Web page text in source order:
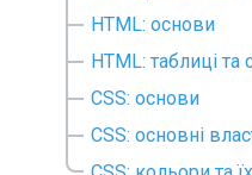
HTML: основи
HTML: таблиці та
CSS: основи
CSS: основні